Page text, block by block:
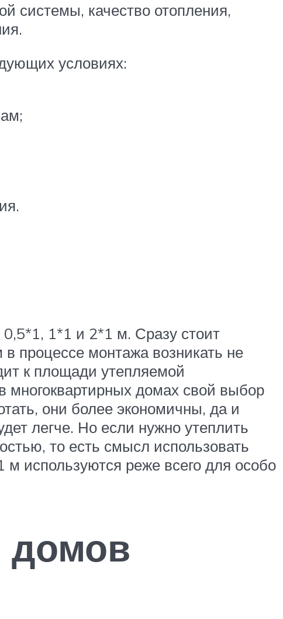
системы, качество отопления,
условиях:
1*1 и 2*1 м. Сразу стоит
в процессе монтажа возникать не
к площади утепляемой
многоквартирных домах свой выбор
они более экономичны, да и
легче. Но если нужно утеплить
то есть смысл использовать
используются реже всего для особо
домов